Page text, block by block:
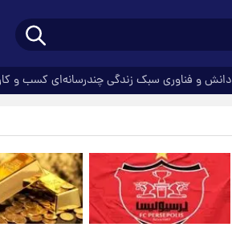
دانش و فناوری سبک زندگیچندرسانه‌ای کسب و